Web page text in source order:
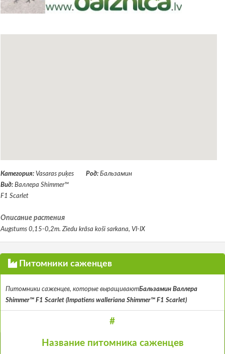
Категория: Vasaras puķes Род: Бальзамин
Вид: Валлера Shimmer™
F1 Scarlet
Описание растения
Augstums 0,15-0,2m. Ziedu krāsa koši sarkana, VI-IX
Питомники саженцев
Питомники саженцев, которые выращиваютБальзамин Валлера
Shimmer™ F1 Scarlet (Impatiens walleriana Shimmer™ F1 Scarlet)
#
Название питомника саженцев